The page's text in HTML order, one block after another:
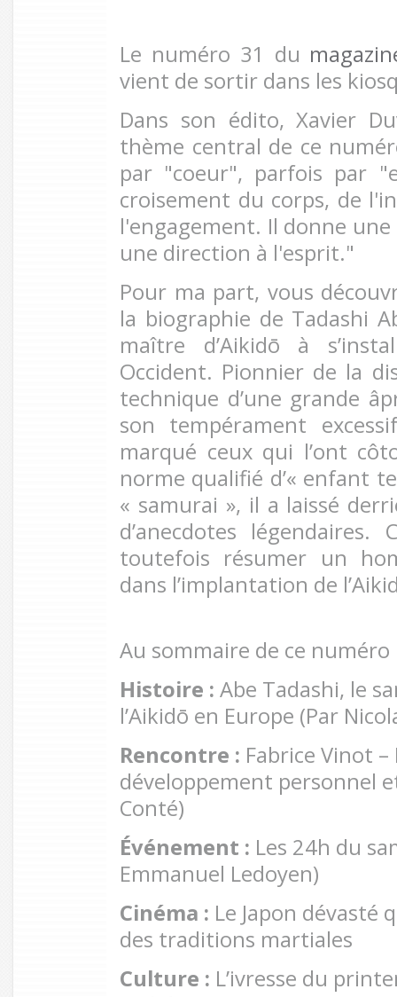
Le numéro 31 du
vient de sortir dans les
Dans son édito, Xavier
thème central de ce
par "coeur", parfois par
croisement du corps, de
l'engagement. Il donne
une direction à l'esprit."
Pour ma part, vous
la biographie de Tadashi
maître d’Aikidō à
Occident. Pionnier de la
technique d’une grande
son tempérament
marqué ceux qui l’ont
norme qualifié d’« enfant
« samurai », il a laissé
d’anecdotes légendaires.
toutefois résumer un
dans l’implantation de
Au sommaire de ce numéro
Histoire : Abe Tadashi, le
l’Aikidō en Europe (Par
Rencontre : Fabrice Vinot –
développement personnel
Conté)
Événement : Les 24h du
Emmanuel Ledoyen)
Cinéma : Le Japon dévasté
des traditions martiales
Culture : L’ivresse du